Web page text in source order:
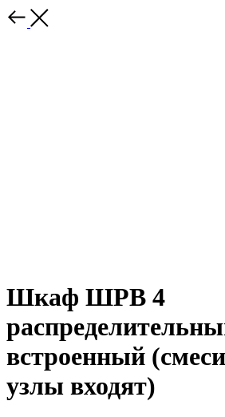
Шкаф ШРВ 4
встроенный
узлы входят)